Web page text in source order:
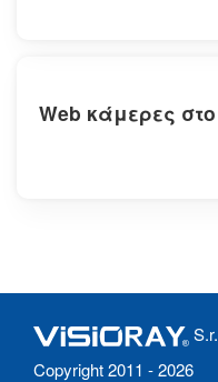
Web κάμερες
Copyright 2011 - 2026